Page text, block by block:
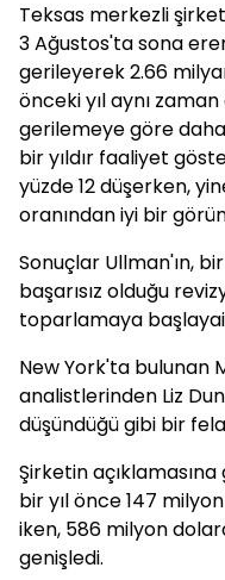
Teksas merkezli
3 Ağustos'ta sona
gerileyerek 2.66
önceki yıl aynı
gerilemeye göre
bir yıldır faaliyet
yüzde 12 düşerken,
oranından iyi bir
Sonuçlar Ullman'ın,
başarısız olduğu
toparlamaya
New York'ta bulunan
analistlerinden Liz
düşündüğü gibi bir
Şirketin
bir yıl önce 147
iken, 586 milyon
genişledi.